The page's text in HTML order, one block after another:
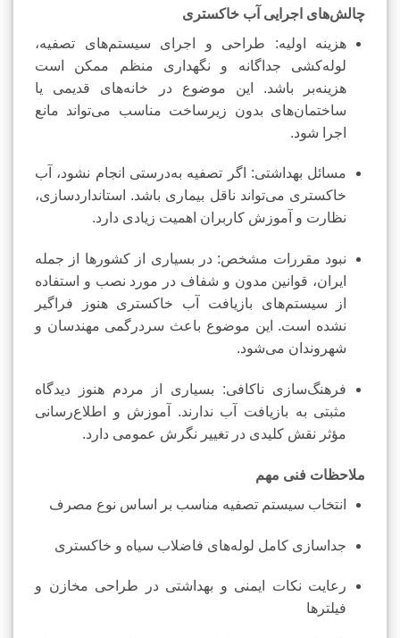
چالش‌های اجرایی آب خاکستری
هزینه اولیه: طراحی و اجرای سیستم‌های تصفیه،
لوله‌کشی جداگانه و نگهداری منظم ممکن است
هزینه‌بر باشد. این موضوع در خانه‌های قدیمی یا
ساختمان‌های بدون زیرساخت مناسب می‌تواند مانع
اجرا شود.
مسائل بهداشتی: اگر تصفیه به‌درستی انجام نشود، آب
خاکستری می‌تواند ناقل بیماری باشد. استانداردسازی،
نظارت و آموزش کاربران اهمیت زیادی دارد.
نبود مقررات مشخص: در بسیاری از کشورها از جمله
ایران، قوانین مدون و شفاف در مورد نصب و استفاده
از سیستم‌های بازیافت آب خاکستری هنوز فراگیر
نشده است. این موضوع باعث سردرگمی مهندسان و
شهروندان می‌شود.
فرهنگ‌سازی ناکافی: بسیاری از مردم هنوز دیدگاه
مثبتی به بازیافت آب ندارند. آموزش و اطلاع‌رسانی
مؤثر نقش کلیدی در تغییر نگرش عمومی دارد.
ملاحظات فنی مهم
انتخاب سیستم تصفیه مناسب بر اساس نوع مصرف
جداسازی کامل لوله‌های فاضلاب سیاه و خاکستری
رعایت نکات ایمنی و بهداشتی در طراحی مخازن و
فیلترها